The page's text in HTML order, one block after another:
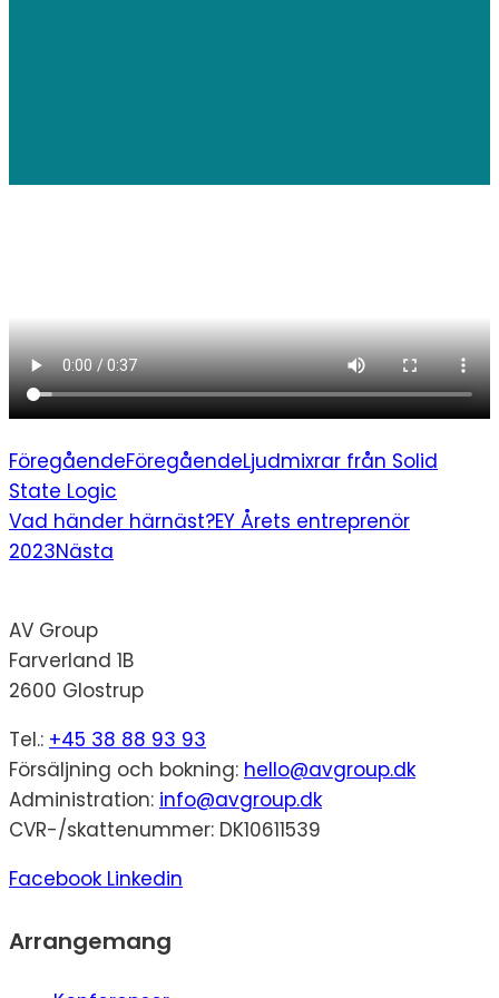
FöregåendeFöregåendeLjudmixrar från Solid
State Logic
Vad händer härnäst?EY Årets entreprenör
2023Nästa
AV Group
Farverland 1B
2600 Glostrup
Tel.: +45 38 88 93 93
Försäljning och bokning: hello@avgroup.dk
Administration: info@avgroup.dk
CVR-/skattenummer: DK10611539
Facebook Linkedin
Arrangemang